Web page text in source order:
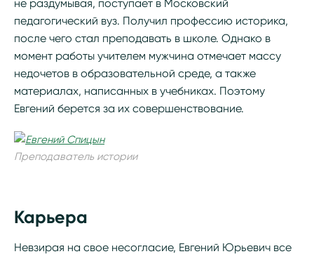
не раздумывая, поступает в Московский
педагогический вуз. Получил профессию историка,
после чего стал преподавать в школе. Однако в
момент работы учителем мужчина отмечает массу
недочетов в образовательной среде, а также
материалах, написанных в учебниках. Поэтому
Евгений берется за их совершенствование.
Преподаватель истории
Карьера
Невзирая на свое несогласие, Евгений Юрьевич все